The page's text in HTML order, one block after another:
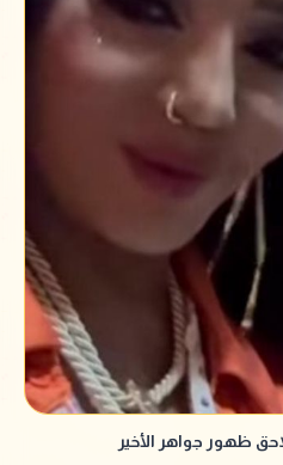
ظهور جواهر الأخير